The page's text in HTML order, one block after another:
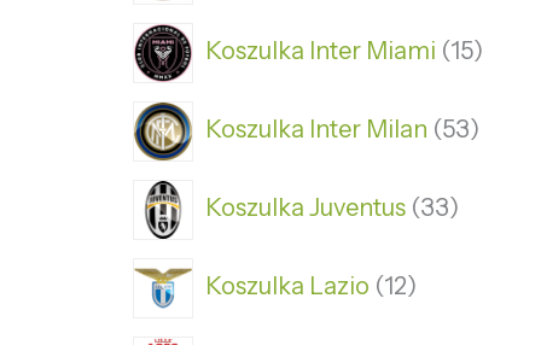
Koszulka Inter Miami 15
Koszulka Inter Milan 53
Koszulka Juventus 33
Koszulka Lazio 12